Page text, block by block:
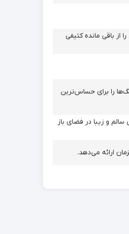
باقی مانده کثیفی
را برای حساس‌ترین
و زیبا در فضای باز
ارائه می‌دهد.